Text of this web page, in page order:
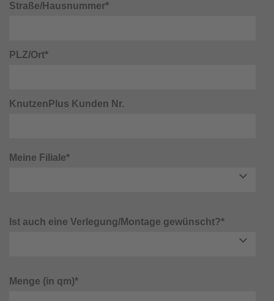
Straße/Hausnummer*
PLZ/Ort*
KnutzenPlus Kunden Nr.
Meine Filiale*
Ist auch eine Verlegung/Montage gewünscht?*
Menge (in qm)*